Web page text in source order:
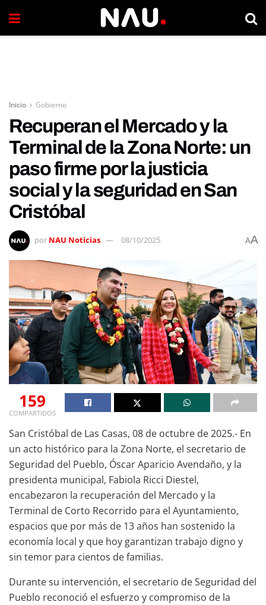
Inicio Gobierno
Recuperan el Mercado y la
Terminal de la Zona Norte: un
paso firme por la justicia
social y la seguridad en San
Cristóbal
por NAU Noticias 08/10/2025 AA
159
COMPARTIDOS
San Cristóbal de Las Casas, 08 de octubre de 2025.- En
un acto histórico para la Zona Norte, el secretario de
Seguridad del Pueblo, Óscar Aparicio Avendaño, y la
presidenta municipal, Fabiola Ricci Diestel,
encabezaron la recuperación del Mercado y la
Terminal de Corto Recorrido para el Ayuntamiento,
espacios que por más de 13 años han sostenido la
economía local y que hoy garantizan trabajo digno y
sin temor para cientos de familias.
Durante su intervención, el secretario de Seguridad del
Pueblo reconoció el esfuerzo y compromiso de la